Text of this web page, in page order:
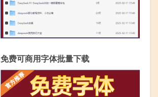
免费可商用字体批量下载